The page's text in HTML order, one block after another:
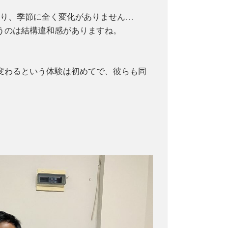
、季節に全く変化がありません…
は結構違和感がありますね。
るという体験は初めてで、彼らも同